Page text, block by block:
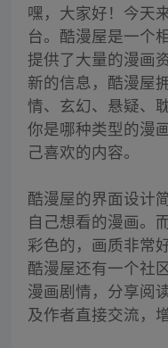
嘿，大家好！今天
台。酷漫屋是一个
提供了大量的漫画
新的信息，酷漫屋
情、玄幻、悬疑、
你是哪种类型的漫
己喜欢的内容。
酷漫屋的界面设计
自己想看的漫画。
彩色的，画质非常
酷漫屋还有一个社
漫画剧情，分享阅
及作者直接交流，